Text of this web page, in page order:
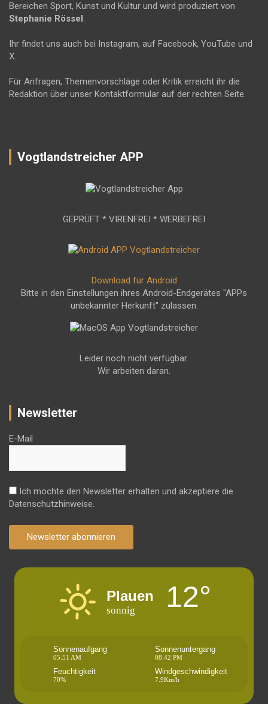
Bereichen Sport, Kunst und Kultur und wird produziert von
Stephanie Rössel .
Ihr findet uns auch bei Instagram, auf Facebook, YouTube und
X.
Für Anfragen, Themenvorschläge oder Kritik erreicht ihr die
Redaktion über unser Kontaktformular auf der rechten Seite.
Vogtlandstreicher APP
GEPRÜFT * VIRENFREI * WERBEFREI
Download für Android
Bitte in den Einstellungen ihres Android-Endgerätes "APPs
unbekannter Herkunft" zulassen.
Leider noch nicht verfügbar.
Wir arbeiten daran.
Newsletter
E-Mail
Ich möchte den Newsletter erhalten und akzeptiere die
Datenschutzhinweise.
Newsletter abonnieren
Plauen
sonnig 12°
Sonnenaufgang
05:51 AM
Sonnenuntergang
08:42 PM
Feuchtigkeit
70%
Windgeschwindigkeit
7.9Km/h